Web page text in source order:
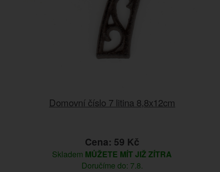
Domovní číslo 7 litina 8,8x12cm
Cena: 59 Kč
Skladem MŮŽETE MÍT JIŽ ZÍTRA
Doručíme do: 7.8.